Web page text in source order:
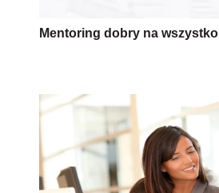
Mentoring dobry na wszystko